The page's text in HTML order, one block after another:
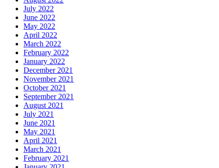
July 2022
June 2022
May 2022
April 2022
March 2022
February 2022
January 2022
December 2021
November 2021
October 2021
September 2021
August 2021
July 2021
June 2021
May 2021
April 2021
March 2021
February 2021